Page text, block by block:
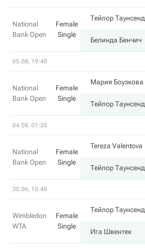
National
Bank Open
Female
Single
Тейлор Таунсенд
Белинда Бенчич
05.08, 19:40
National
Bank Open
Female
Single
Мария Боузкова
Тейлор Таунсенд
04.08, 01:20
National
Bank Open
Female
Single
Tereza Valentova
Тейлор Таунсенд
30.06, 15:40
Wimbledon
WTA
Female
Single
Тейлор Таунсенд
Ига Швентек